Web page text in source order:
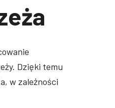
Dzięki temu
w zależności